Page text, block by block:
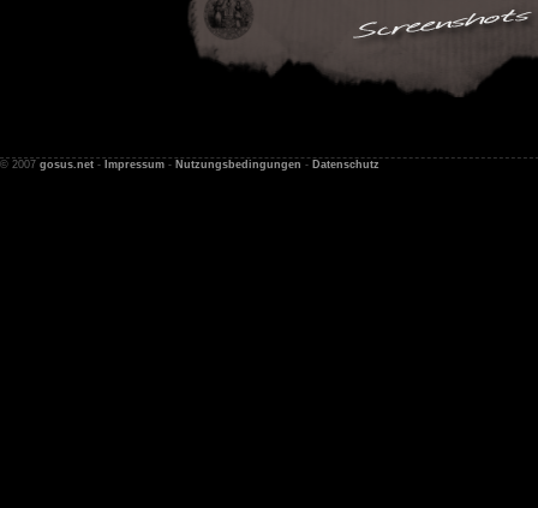
© 2007 gosus.net - Impressum - Nutzungsbedingungen - Datenschutz